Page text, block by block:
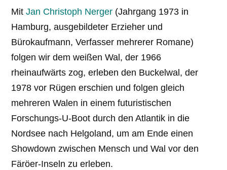
MitJan Christoph Nerger (Jahrgang 1973 in
Hamburg, ausgebildeter Erzieher und
Bürokaufmann, Verfasser mehrerer Romane)
folgen wir dem weißen Wal, der 1966
rheinaufwärts zog, erleben den Buckelwal, der
1978 vor Rügen erschien und folgen gleich
mehreren Walen in einem futuristischen
Forschungs-U-Boot durch den Atlantik in die
Nordsee nach Helgoland, um am Ende einen
Showdown zwischen Mensch und Wal vor den
Färöer-Inseln zu erleben.